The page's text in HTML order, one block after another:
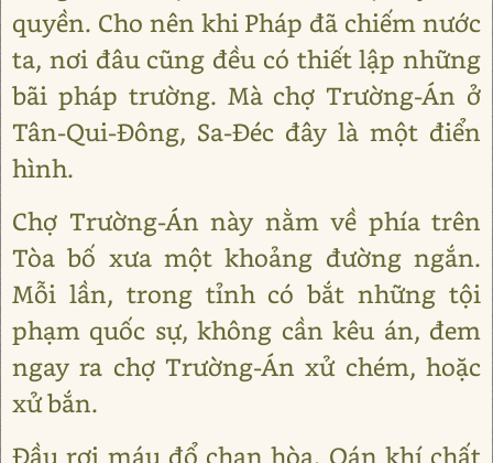
quyền. Cho nên khi Pháp đã chiếm nước
ta, nơi đâu cũng đều có thiết lập những
bãi pháp trường. Mà chợ Trường-Án ở
Tân-Qui-Đông, Sa-Đéc đây là một điển
hình.
Chợ Trường-Án này nằm về phía trên
Tòa bố xưa một khoảng đường ngắn.
Mỗi lần, trong tỉnh có bắt những tội
phạm quốc sự, không cần kêu án, đem
ngay ra chợ Trường-Án xử chém, hoặc
xử bắn.
Đầu rơi máu đổ chan hòa. Oán khí chất